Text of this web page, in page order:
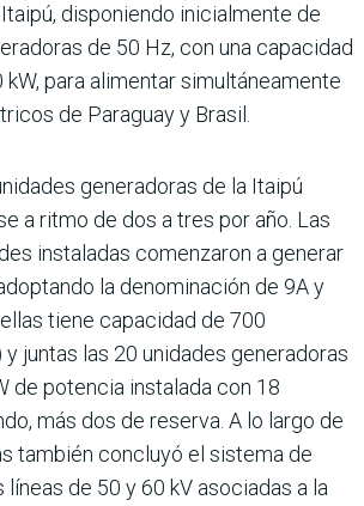
disponiendo inicialmente de
de 50 Hz, con una capacidad
para alimentar simultáneamente
de Paraguay y Brasil.
generadoras de la Itaipú
a ritmo de dos a tres por año. Las
instaladas comenzaron a generar
la denominación de 9A y
tiene capacidad de 700
juntas las 20 unidades generadoras
de potencia instalada con 18
más dos de reserva. A lo largo de
también concluyó el sistema de
de 50 y 60 kV asociadas a la